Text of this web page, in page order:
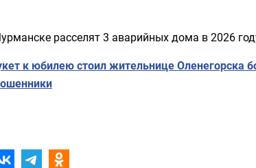
расселят 3 аварийных дома в 2026
к юбилею стоил жительнице Оленегорска